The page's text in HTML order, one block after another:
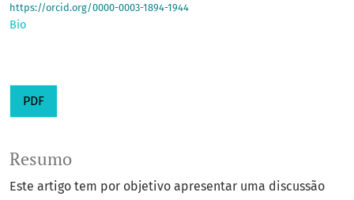
https://orcid.org/0000-0003-1894-1944
Bio
PDF
Resumo
Este artigo tem por objetivo apresentar uma discussão